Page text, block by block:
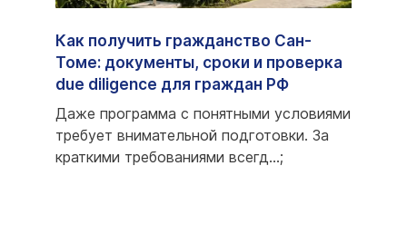
Как получить гражданство Сан-
Томе: документы, сроки и проверка
due diligence для граждан РФ
Даже программа с понятными условиями
требует внимательной подготовки. За
краткими требованиями всегд...;